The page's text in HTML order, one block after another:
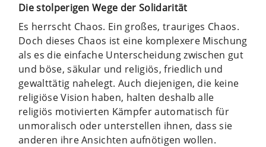
Die stolperigen Wege der Solidarität
Es herrscht Chaos. Ein großes, trauriges Chaos.
Doch dieses Chaos ist eine komplexere Mischung
als es die einfache Unterscheidung zwischen gut
und böse, säkular und religiös, friedlich und
gewalttätig nahelegt. Auch diejenigen, die keine
religiöse Vision haben, halten deshalb alle
religiös motivierten Kämpfer automatisch für
unmoralisch oder unterstellen ihnen, dass sie
anderen ihre Ansichten aufnötigen wollen.